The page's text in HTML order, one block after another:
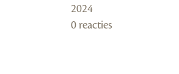
2024
0 reacties